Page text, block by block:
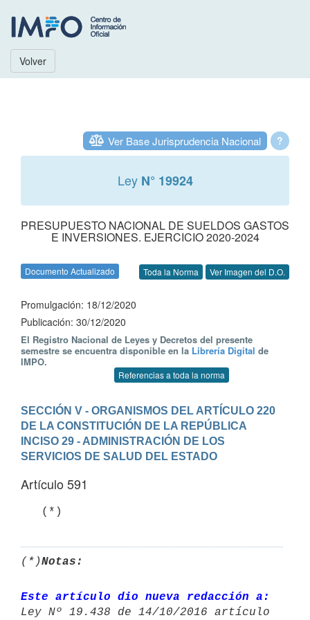
Volver
?
Ver Base Jurisprudencia Nacional
Ley N° 19924
PRESUPUESTO NACIONAL DE SUELDOS GASTOS
E INVERSIONES. EJERCICIO 2020-2024
Documento Actualizado Toda la Norma Ver Imagen del D.O.
Promulgación: 18/12/2020
Publicación: 30/12/2020
El Registro Nacional de Leyes y Decretos del presente
semestre se encuentra disponible en la Librería Digital de
IMPO.
Referencias a toda la norma
SECCIÓN V - ORGANISMOS DEL ARTÍCULO 220
DE LA CONSTITUCIÓN DE LA REPÚBLICA
INCISO 29 - ADMINISTRACIÓN DE LOS
SERVICIOS DE SALUD DEL ESTADO
Artículo 591
   (*)
(*)Notas:
Este artículo dio nueva redacción a: